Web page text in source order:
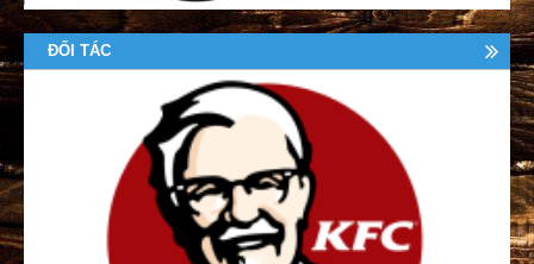
ĐỐI TÁC